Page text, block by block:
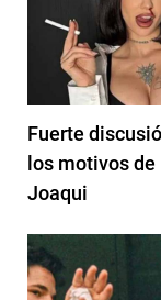
Fuerte
los motivos
Joaqui